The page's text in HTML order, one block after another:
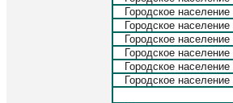
Городское население
Городское население
Городское население
Городское население
Городское население
Городское население